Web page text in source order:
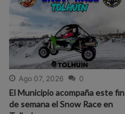
Ago 07, 2026 0
El Municipio acompaña este fin
de semana el Snow Race en